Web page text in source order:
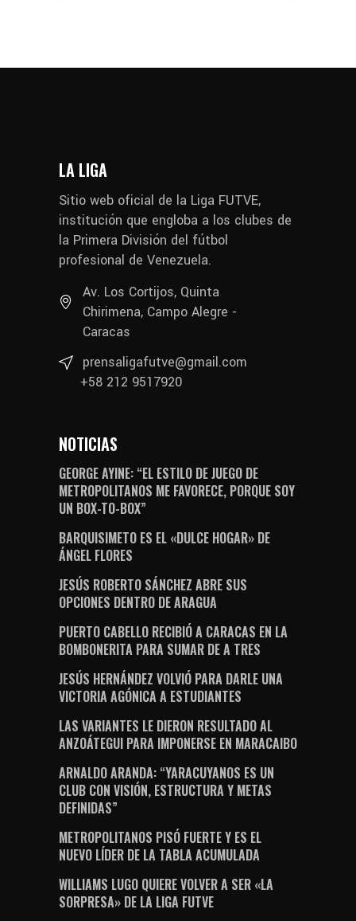
LA LIGA
Sitio web oficial de la Liga FUTVE,
institución que engloba a los clubes de
la Primera División del fútbol
profesional de Venezuela.
Av. Los Cortijos, Quinta
Chirimena, Campo Alegre -
Caracas
prensaligafutve@gmail.com
+58 212 9517920
NOTICIAS
GEORGE AYINE: “EL ESTILO DE JUEGO DE
METROPOLITANOS ME FAVORECE, PORQUE SOY
UN BOX-TO-BOX”
BARQUISIMETO ES EL «DULCE HOGAR» DE
ÁNGEL FLORES
JESÚS ROBERTO SÁNCHEZ ABRE SUS
OPCIONES DENTRO DE ARAGUA
PUERTO CABELLO RECIBIÓ A CARACAS EN LA
BOMBONERITA PARA SUMAR DE A TRES
JESÚS HERNÁNDEZ VOLVIÓ PARA DARLE UNA
VICTORIA AGÓNICA A ESTUDIANTES
LAS VARIANTES LE DIERON RESULTADO AL
ANZOÁTEGUI PARA IMPONERSE EN MARACAIBO
ARNALDO ARANDA: “YARACUYANOS ES UN
CLUB CON VISIÓN, ESTRUCTURA Y METAS
DEFINIDAS”
METROPOLITANOS PISÓ FUERTE Y ES EL
NUEVO LÍDER DE LA TABLA ACUMULADA
WILLIAMS LUGO QUIERE VOLVER A SER «LA
SORPRESA» DE LA LIGA FUTVE